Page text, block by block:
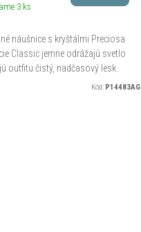
3 ks
náušnice s kryštálmi Preciosa
Classic jemne odrážajú svetlo
outfitu čistý, nadčasový lesk.
k minimalistickému štýlu aj
Kód: P14483AG